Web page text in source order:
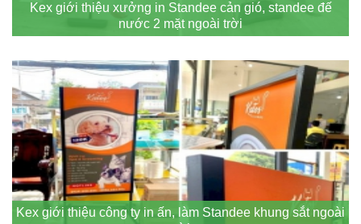
Kex giới thiệu xưởng in Standee cản gió, standee đế
nước 2 mặt ngoài trời
Kex giới thiệu công ty in ấn, làm Standee khung sắt ngoài